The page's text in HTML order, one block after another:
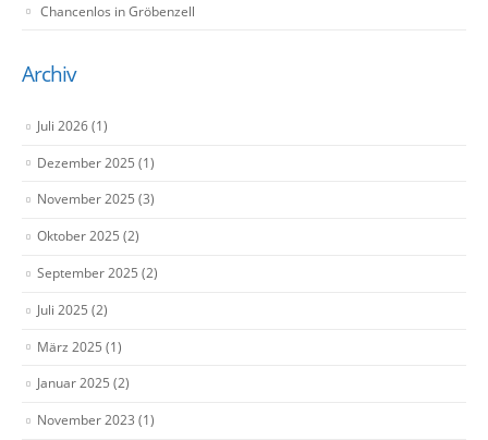
Chancenlos in Gröbenzell
Archiv
Juli 2026(1)
Dezember 2025 (1)
November 2025 (3)
Oktober 2025 (2)
September 2025 (2)
Juli 2025 (2)
März 2025 (1)
Januar 2025 (2)
November 2023 (1)